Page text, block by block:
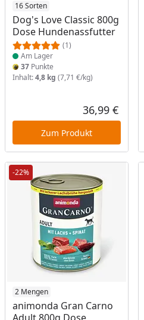
16 Sorten
Dog's Love Classic 800g
Dose Hundenassfutter
(1)
Produkt am Lager
Am Lager
37 Punkte
Inhalt:4,8 kg (7,71 €/kg)
36,99 €
Zum Produkt
-22%
2 Mengen
animonda Gran Carno
Produkt am Lager